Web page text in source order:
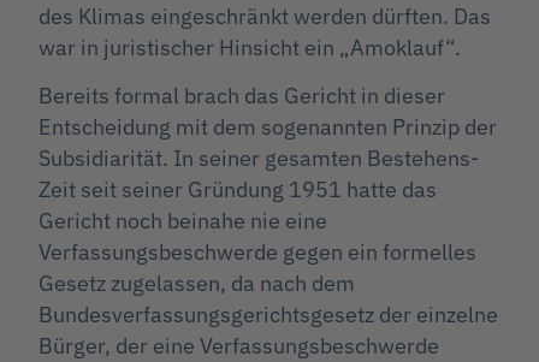
des Klimas eingeschränkt werden dürften. Das
war in juristischer Hinsicht ein „Amoklauf“.
Bereits formal brach das Gericht in dieser
Entscheidung mit dem sogenannten Prinzip der
Subsidiarität. In seiner gesamten Bestehens-
Zeit seit seiner Gründung 1951 hatte das
Gericht noch beinahe nie eine
Verfassungsbeschwerde gegen ein formelles
Gesetz zugelassen, da nach dem
Bundesverfassungsgerichtsgesetz der einzelne
Bürger, der eine Verfassungsbeschwerde